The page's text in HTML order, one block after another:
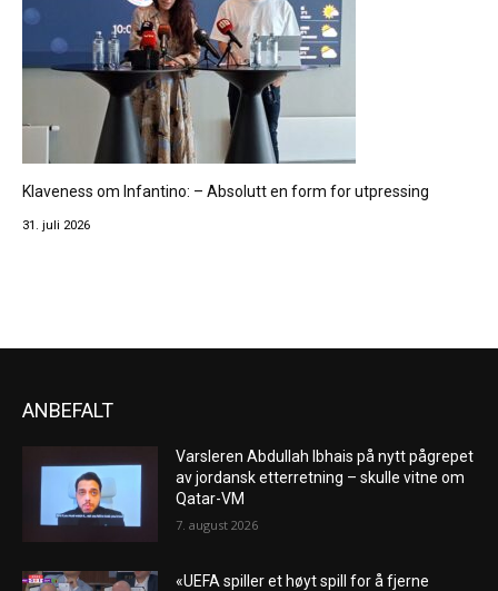
Klaveness om Infantino: – Absolutt en form for utpressing
31. juli 2026
ANBEFALT
Varsleren Abdullah Ibhais på nytt pågrepet
av jordansk etterretning – skulle vitne om
Qatar-VM
7. august 2026
«UEFA spiller et høyt spill for å fjerne